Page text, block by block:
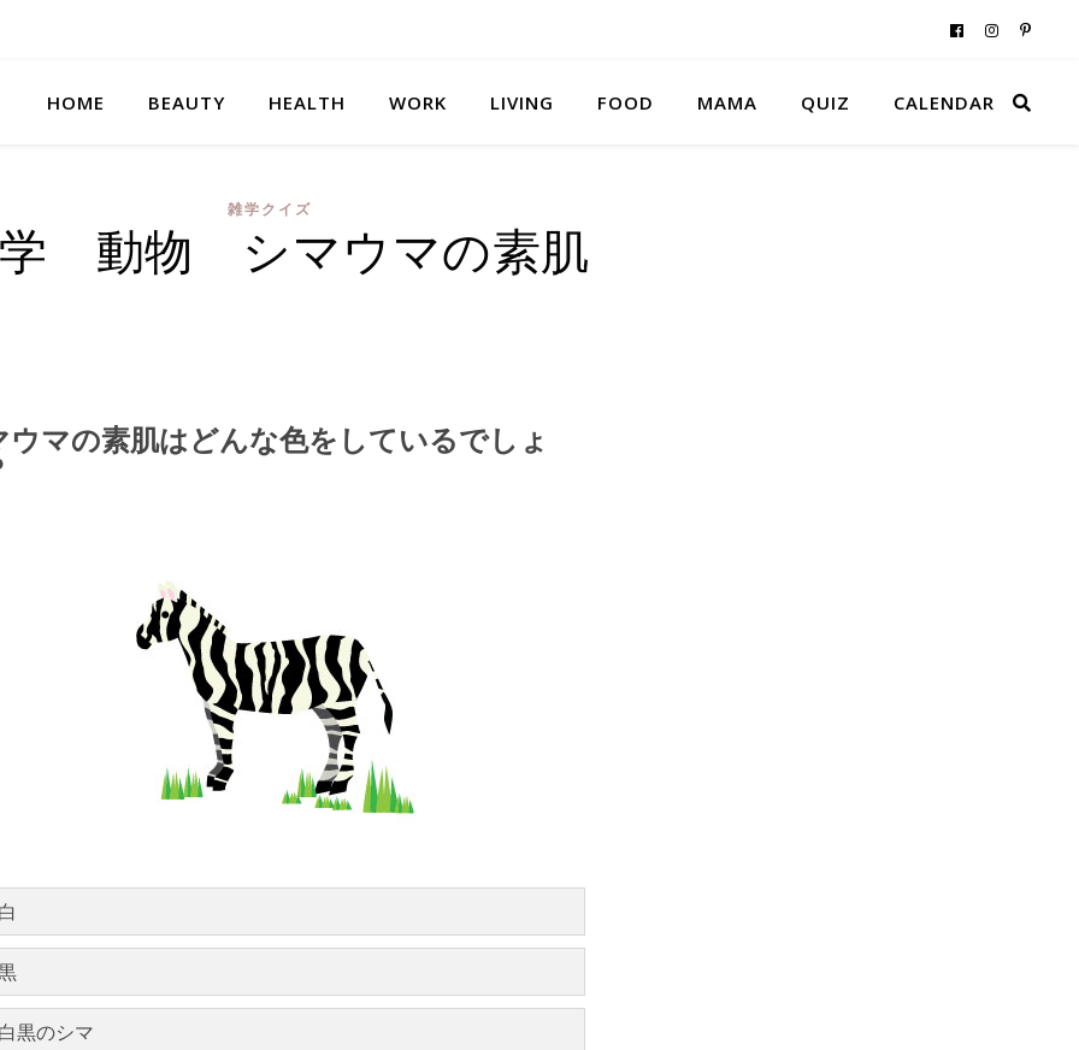
HOME BEAUTY HEALTH WORK LIVING FOOD MAMA QUIZ CALENDAR
雑学クイズ
動物 シマウマの素肌
ウマの素肌はどんな色をしているでしょ
白
白黒のシマ